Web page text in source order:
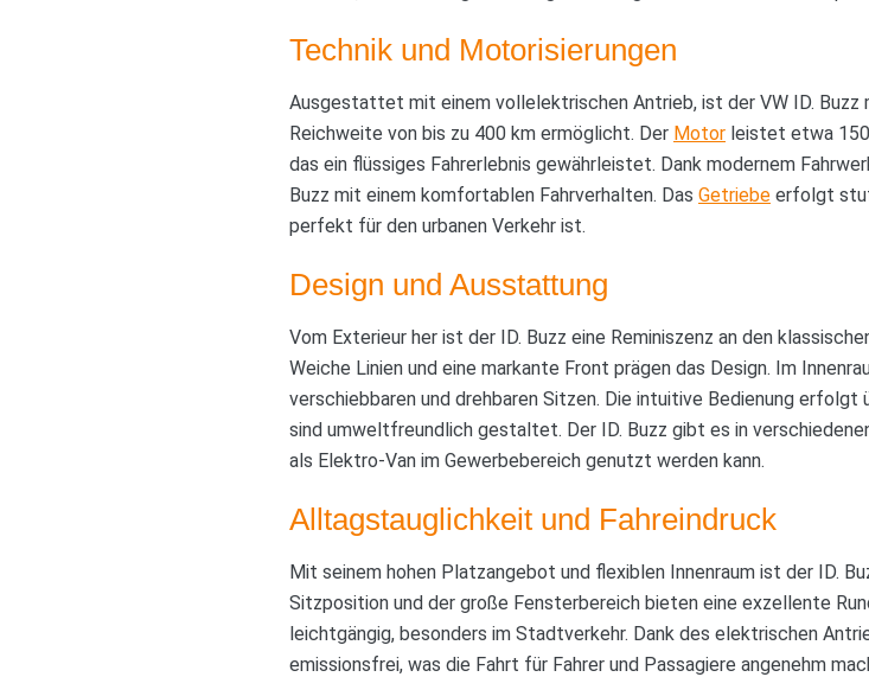
Technik und Motorisierungen
Ausgestattet mit einem vollelektrischen Antrieb, ist der VW ID. Buzz
Reichweite von bis zu 400 km ermöglicht. Der Motor leistet etwa
das ein flüssiges Fahrerlebnis gewährleistet. Dank modernem
Buzz mit einem komfortablen Fahrverhalten. Das Getriebe erfolgt
perfekt für den urbanen Verkehr ist.
Design und Ausstattung
Vom Exterieur her ist der ID. Buzz eine Reminiszenz an den
Weiche Linien und eine markante Front prägen das Design. Im
verschiebbaren und drehbaren Sitzen. Die intuitive Bedienung
sind umweltfreundlich gestaltet. Der ID. Buzz gibt es in
als Elektro-Van im Gewerbebereich genutzt werden kann.
Alltagstauglichkeit und Fahreindruck
Mit seinem hohen Platzangebot und flexiblen Innenraum ist der ID.
Sitzposition und der große Fensterbereich bieten eine exzellente
leichtgängig, besonders im Stadtverkehr. Dank des elektrischen
emissionsfrei, was die Fahrt für Fahrer und Passagiere angenehm